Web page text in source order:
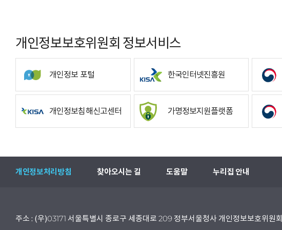
개인정보보호위원회 정보서비스
개인정보 포털 한국인터넷진흥원
개인정보침해신고센터 가명정보지원플랫폼
개인정보처리방침 찾아오시는 길 도움말 누리집 안내
주소 : (우)03171 서울특별시 종로구 세종대로 209 정부서울청사 개인정보보호위원회